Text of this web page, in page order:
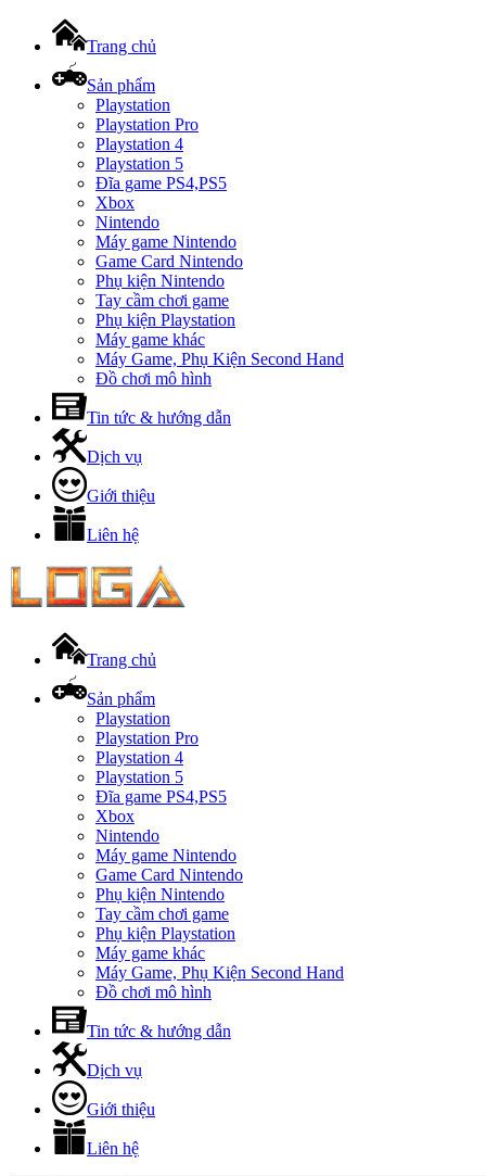
Trang chủ
Sản phẩm
Playstation
Playstation Pro
Playstation 4
Playstation 5
Đĩa game PS4,PS5
Xbox
Nintendo
Máy game Nintendo
Game Card Nintendo
Phụ kiện Nintendo
Tay cầm chơi game
Phụ kiện Playstation
Máy game khác
Máy Game, Phụ Kiện Second Hand
Đồ chơi mô hình
Tin tức & hướng dẫn
Dịch vụ
Giới thiệu
Liên hệ
Trang chủ
Sản phẩm
Playstation
Playstation Pro
Playstation 4
Playstation 5
Đĩa game PS4,PS5
Xbox
Nintendo
Máy game Nintendo
Game Card Nintendo
Phụ kiện Nintendo
Tay cầm chơi game
Phụ kiện Playstation
Máy game khác
Máy Game, Phụ Kiện Second Hand
Đồ chơi mô hình
Tin tức & hướng dẫn
Dịch vụ
Giới thiệu
Liên hệ